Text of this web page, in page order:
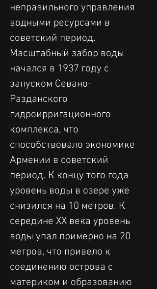
неправильного управления
водными ресурсами в
советский период.
Масштабный забор воды
начался в 1937 году с
запуском Севано-
Разданского
гидроирригационного
комплекса, что
способствовало экономике
Армении в советский
период. К концу того года
уровень воды в озере уже
снизился на 10 метров. К
середине XX века уровень
воды упал примерно на 20
метров, что привело к
соединению острова с
материком и образованию